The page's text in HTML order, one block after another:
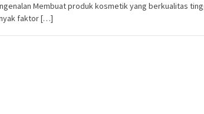
Membuat produk kosmetik yang berkualitas
faktor […]